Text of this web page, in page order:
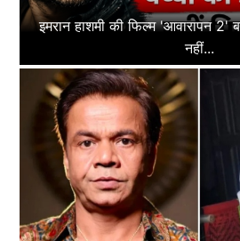
इमरान हाशमी की फिल्म 'आवारापन
नहीं...